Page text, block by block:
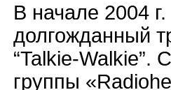
В начале 2004
долгожданный
“Talkie-Walkie”.
группы «